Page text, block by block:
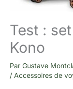
Test :
Kono
Par Gustave
/ Accessoires de